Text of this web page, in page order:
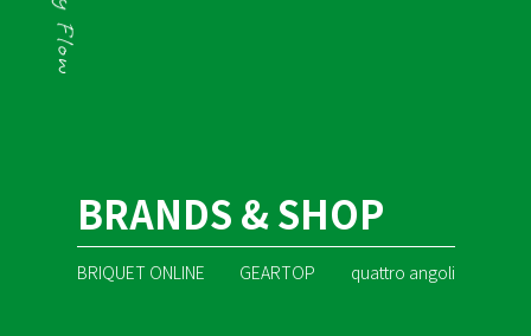
BRANDS & SHOP
BRIQUET ONLINE GEARTOP quattro angoli